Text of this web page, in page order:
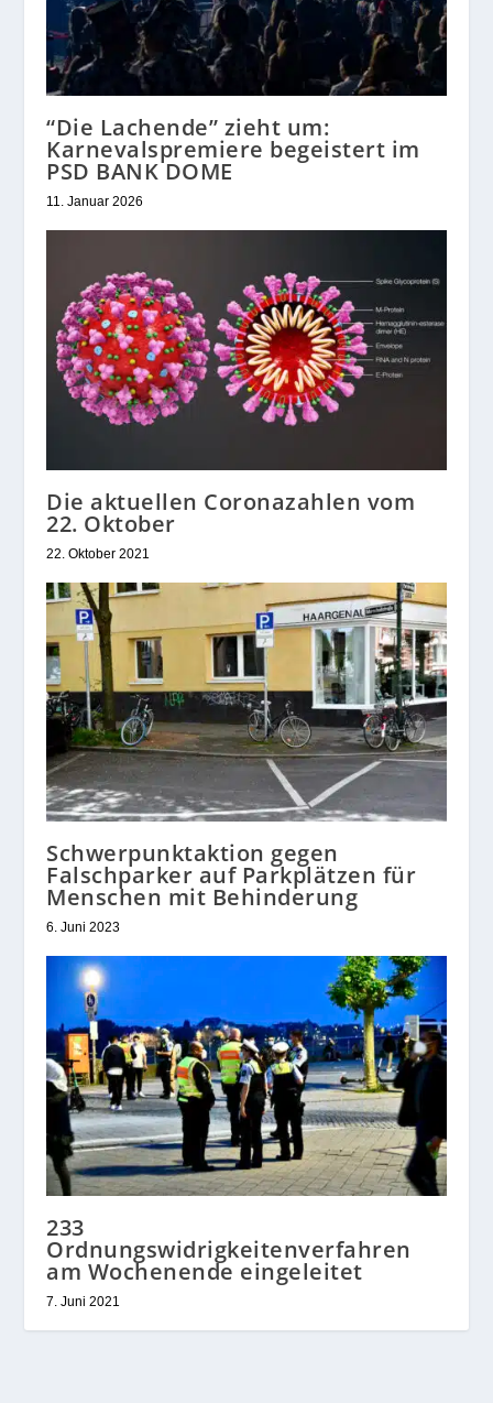
“Die Lachende” zieht um:
Karnevalspremiere begeistert im
PSD BANK DOME
11. Januar 2026
Die aktuellen Coronazahlen vom
22. Oktober
22. Oktober 2021
Schwerpunktaktion gegen
Falschparker auf Parkplätzen für
Menschen mit Behinderung
6. Juni 2023
233
Ordnungswidrigkeitenverfahren
am Wochenende eingeleitet
7. Juni 2021